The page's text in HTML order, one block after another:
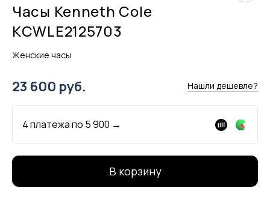
Часы Kenneth Cole
KCWLE2125703
Женские часы
23 600 руб. Нашли дешевле?
4 платежа по 5 900 →
В корзину